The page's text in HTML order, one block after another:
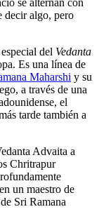
decir algo, pero
del Vedanta
Es una línea de
Maharshi y su
a través de una
el
tarde también a
Advaita a
Chritrapur
un maestro de
Sri Ramana